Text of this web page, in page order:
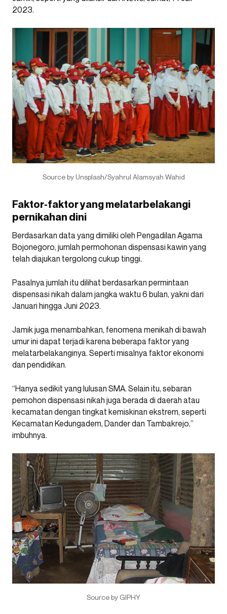
2023.
Source by Unsplash/Syahrul Alamsyah Wahid
Faktor-faktor yang melatarbelakangi
pernikahan dini
Berdasarkan data yang dimiliki oleh Pengadilan Agama
Bojonegoro, jumlah permohonan dispensasi kawin yang
telah diajukan tergolong cukup tinggi.
Pasalnya jumlah itu dilihat berdasarkan permintaan
dispensasi nikah dalam jangka waktu 6 bulan, yakni dari
Januari hingga Juni 2023.
Jamik juga menambahkan, fenomena menikah di bawah
umur ini dapat terjadi karena beberapa faktor yang
melatarbelakanginya. Seperti misalnya faktor ekonomi
dan pendidikan.
“Hanya sedikit yang lulusan SMA. Selain itu, sebaran
pemohon dispensasi nikah juga berada di daerah atau
kecamatan dengan tingkat kemiskinan ekstrem, seperti
Kecamatan Kedungadem, Dander dan Tambakrejo,”
imbuhnya.
Source by GIPHY